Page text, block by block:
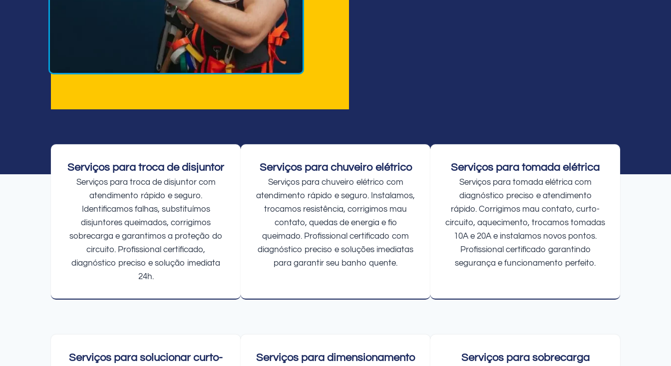
Serviços para troca de disjuntor
Serviços para troca de disjuntor com
atendimento rápido e seguro.
Identificamos falhas, substituímos
disjuntores queimados, corrigimos
sobrecarga e garantimos a proteção do
circuito. Profissional certificado,
diagnóstico preciso e solução imediata
24h.
Serviços para chuveiro elétrico
Serviços para chuveiro elétrico com
atendimento rápido e seguro. Instalamos,
trocamos resistência, corrigimos mau
contato, quedas de energia e fio
queimado. Profissional certificado com
diagnóstico preciso e soluções imediatas
para garantir seu banho quente.
Serviços para tomada elétrica
Serviços para tomada elétrica com
diagnóstico preciso e atendimento
rápido. Corrigimos mau contato, curto-
circuito, aquecimento, trocamos tomadas
10A e 20A e instalamos novos pontos.
Profissional certificado garantindo
segurança e funcionamento perfeito.
Serviços para solucionar curto-
Serviços para dimensionamento
Serviços para sobrecarga